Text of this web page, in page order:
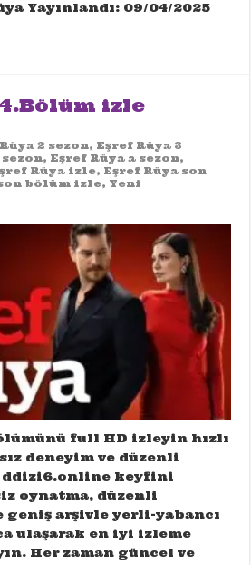
Yayınlandı: 09/04/2025
izle
2 sezon, Eşref Rüya 3
sezon, Eşref Rüya a sezon,
Rüya izle, Eşref Rüya son
bölüm izle, Yeni
full HD izleyin hızlı
deneyim ve düzenli
ddizi6.online keyfini
oynatma, düzenli
geniş arşivle yerli-yabancı
ulaşarak en iyi izleme
Her zaman güncel ve